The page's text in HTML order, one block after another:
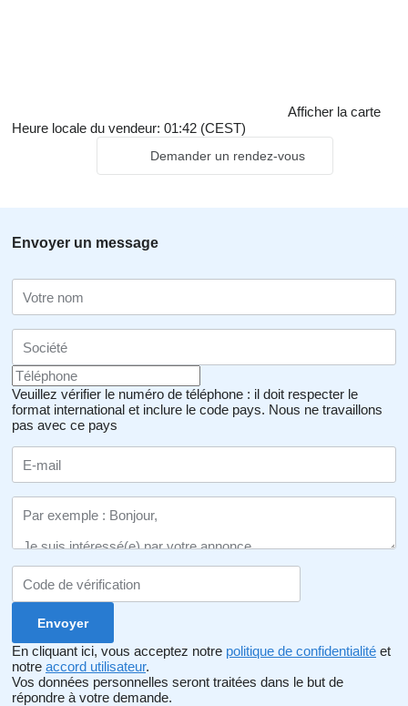
Afficher la carte
Heure locale du vendeur: 01:42 (CEST)
Demander un rendez-vous
Envoyer un message
Veuillez vérifier le numéro de téléphone : il doit respecter le
format international et inclure le code pays. Nous ne travaillons
pas avec ce pays
En cliquant ici, vous acceptez notre politique de confidentialité et
notre accord utilisateur.
Vos données personnelles seront traitées dans le but de
répondre à votre demande.